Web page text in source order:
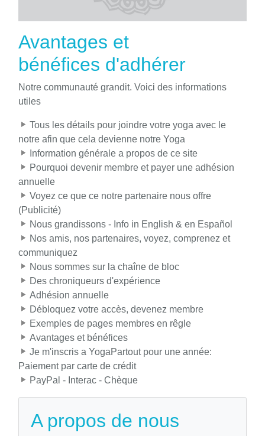
Avantages et
bénéfices d'adhérer
Notre communauté grandit. Voici des informations
utiles
Tous les détails pour joindre votre yoga avec le
notre afin que cela devienne notre Yoga
Information générale a propos de ce site
Pourquoi devenir membre et payer une adhésion
annuelle
Voyez ce que ce notre partenaire nous offre
(Publicité)
Nous grandissons - Info in English & en Español
Nos amis, nos partenaires, voyez, comprenez et
communiquez
Nous sommes sur la chaîne de bloc
Des chroniqueurs d'expérience
Adhésion annuelle
Débloquez votre accès, devenez membre
Exemples de pages membres en rêgle
Avantages et bénéfices
Je m'inscris a YogaPartout pour une année:
Paiement par carte de crédit
PayPal - Interac - Chèque
A propos de nous